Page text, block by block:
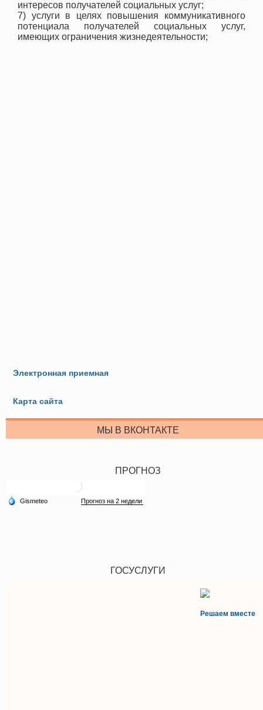
интересов получателей социальных услуг;
7) услуги в целях повышения коммуникативного
потенциала получателей социальных услуг,
имеющих ограничения жизнедеятельности;
Электронная приемная
Карта сайта
МЫ В ВКОНТАКТЕ
ПРОГНОЗ
ГОСУСЛУГИ
Решаем вместе